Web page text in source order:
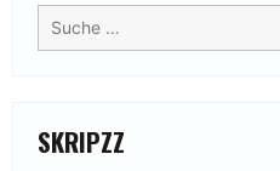
Suche
nach:
SKRIPZZ